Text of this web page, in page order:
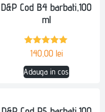
D&P Cod B4 barbati,100
ml
140,00 lei
Adauga in cos
Evaluat la
5.00din 5